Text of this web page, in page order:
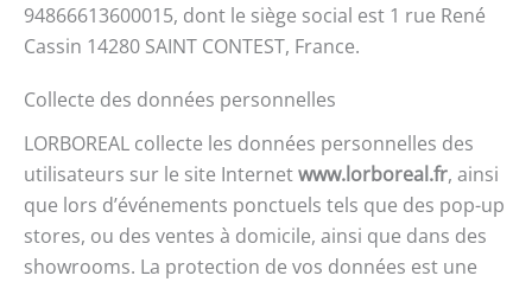
94866613600015, dont le siège social est 1 rue René
Cassin 14280 SAINT CONTEST, France.
Collecte des données personnelles
LORBOREAL collecte les données personnelles des
utilisateurs sur le site Internetwww.lorboreal.fr, ainsi
que lors d’événements ponctuels tels que des pop-up
stores, ou des ventes à domicile, ainsi que dans des
showrooms. La protection de vos données est une